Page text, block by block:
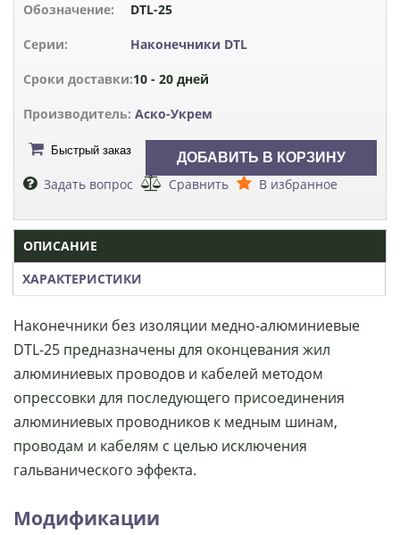
Обозначение: DTL-25
Серии: Наконечники DTL
Сроки доставки:10 - 20 дней
Производитель: Аско-Укрем
Быстрый заказ
Задать вопрос Сравнить В избранное
ОПИСАНИЕ
ХАРАКТЕРИСТИКИ
Наконечники без изоляции медно-алюминиевые
DTL-25 предназначены для оконцевания жил
алюминиевых проводов и кабелей методом
опрессовки для последующего присоединения
алюминиевых проводников к медным шинам,
проводам и кабелям с целью исключения
гальванического эффекта.
Модификации